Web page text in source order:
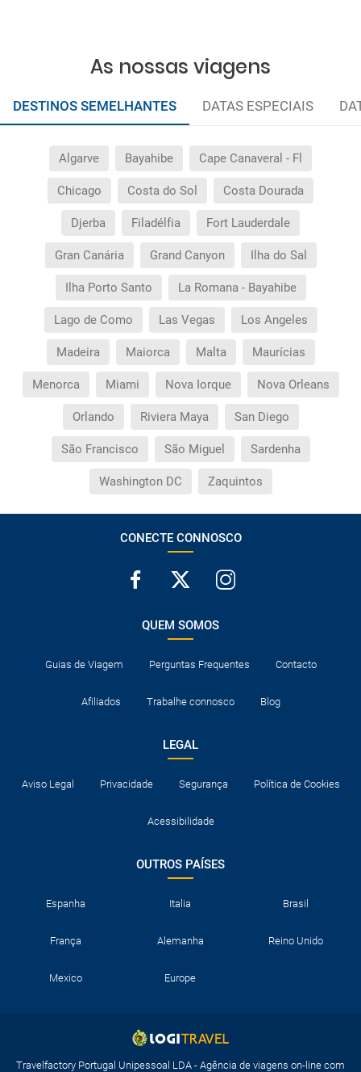
As nossas viagens
DESTINOS SEMELHANTES DATAS ESPECIAIS
Algarve Bayahibe Cape Canaveral - Fl
Chicago Costa do Sol Costa Dourada
Djerba Filadélfia Fort Lauderdale
Gran Canária Grand Canyon Ilha do Sal
Ilha Porto Santo La Romana - Bayahibe
Lago de Como Las Vegas Los Angeles
Madeira Maiorca Malta Maurícias
Menorca Miami Nova Iorque Nova Orleans
Orlando Riviera Maya San Diego
São Francisco São Miguel Sardenha
Washington DC Zaquintos
CONECTE CONNOSCO
QUEM SOMOS
Guias de Viagem Perguntas Frequentes Contacto
Afiliados Trabalhe connosco Blog
LEGAL
Aviso Legal Privacidade Segurança Política de Cookies
Acessibilidade
OUTROS PAÍSES
Espanha Italia Brasil
França Alemanha Reino Unido
Mexico Europe
Travelfactory Portugal Unipessoal LDA - Agência de viagens on-line com